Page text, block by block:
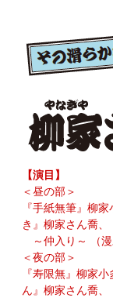
【演目】
＜昼の部＞
『手紙無筆』柳
き』柳家さん喬
～仲入り～ （漫
＜夜の部＞
『寿限無』柳家
ん』柳家さん喬